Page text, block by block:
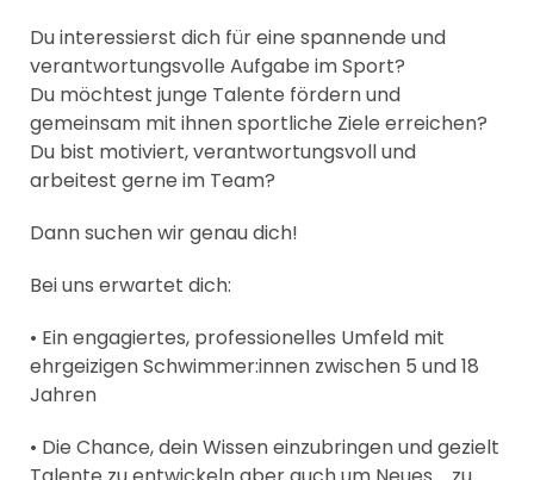
Du interessierst dich für eine spannende und
verantwortungsvolle Aufgabe im Sport?
Du möchtest junge Talente fördern und
gemeinsam mit ihnen sportliche Ziele erreichen?
Du bist motiviert, verantwortungsvoll und
arbeitest gerne im Team?
Dann suchen wir genau dich!
Bei uns erwartet dich:
• Ein engagiertes, professionelles Umfeld mit
ehrgeizigen Schwimmer:innen zwischen 5 und 18
Jahren
• Die Chance, dein Wissen einzubringen und gezielt